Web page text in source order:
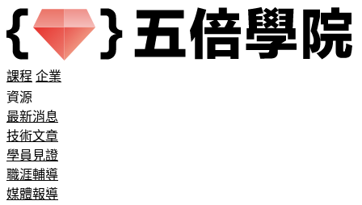
課程 企業
資源
最新消息
技術文章
學員見證
職涯輔導
媒體報導